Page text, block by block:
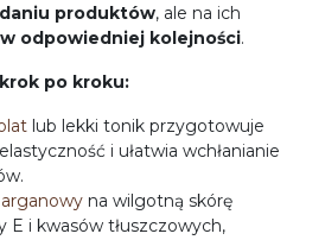
produktów, ale na ich
odpowiedniej kolejności.
po kroku:
lub lekki tonik przygotowuje
i ułatwia wchłanianie
na wilgotną skórę
E i kwasów tłuszczowych,